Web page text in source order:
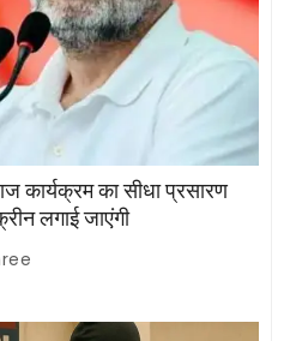
कार्यक्रम का सीधा प्रसारण
लगाई जाएंगी